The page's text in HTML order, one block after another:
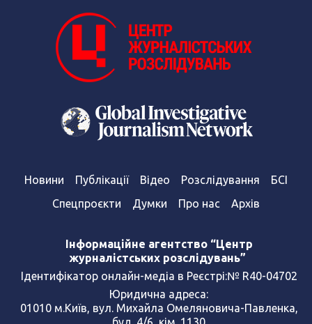
Новини Публікації Відео Розслідування
БСІ
Спецпроєкти
Думки Про нас Архів
Інформаційне агентство “Центр
журналістських розслідувань”
Ідентифікатор онлайн-медіа в Реєстрі:№ R40-04702
Юридична адреса:
01010 м.Київ, вул. Михайла Омеляновича-Павленка,